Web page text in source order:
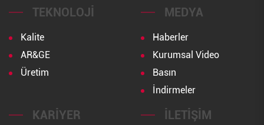
TEKNOLOJI
Kalite
AR&GE
Üretim
MEDYA
Haberler
Kurumsal Video
Basın
İndirmeler
KARIYER İLETIŞIM